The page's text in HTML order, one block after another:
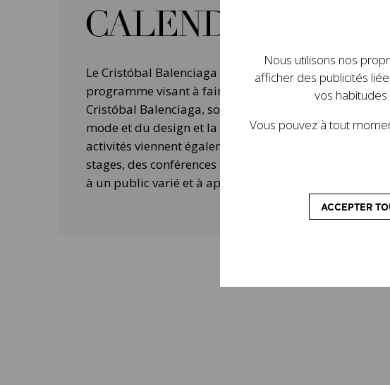
CALENDRIER
Le Cristóbal Balenciaga Museoa a mis en place un
programme visant à faire connaître la vie et le travail
Cristóbal Balenciaga, son importance dans l'histoire de
mode et du design et la contemporanéité de son legs.
activités viennent également compléter le programme
stages, des conférences ou des ateliers pédagogiques,
à un public varié et à approfondir la vision du
Nous utilisons nos
afficher des publicités
vos
Vous pouvez à tout
ACCEPTER